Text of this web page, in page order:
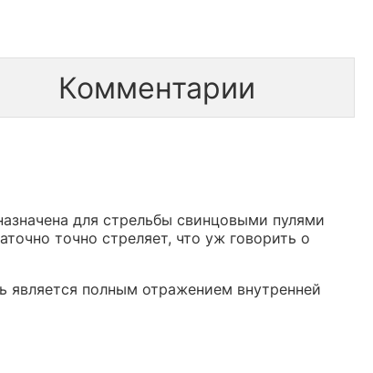
Комментарии
для стрельбы свинцовыми пулями
точно стреляет, что уж говорить о
является полным отражением внутренней